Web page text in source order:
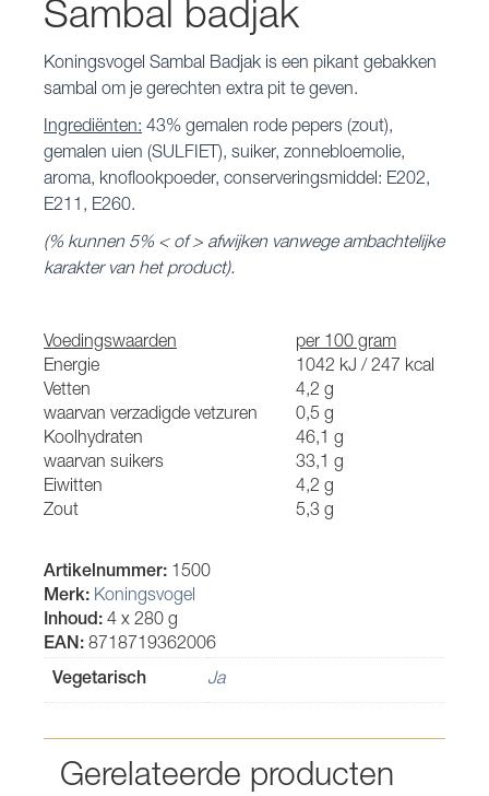
Sambal badjak
Koningsvogel Sambal Badjak is een pikant gebakken
sambal om je gerechten extra pit te geven.
Ingrediënten: 43% gemalen rode pepers (zout),
gemalen uien (SULFIET), suiker, zonnebloemolie,
aroma, knoflookpoeder, conserveringsmiddel: E202,
E211, E260.
(% kunnen 5% < of > afwijken vanwege ambachtelijke
karakter van het product).
Voedingswaarden
per 100 gram
Energie
1042 kJ / 247 kcal
Vetten
4,2 g
waarvan verzadigde vetzuren
0,5 g
Koolhydraten
46,1 g
waarvan suikers
33,1 g
Eiwitten
4,2 g
Zout
5,3 g
Artikelnummer: 1500
Merk: Koningsvogel
Inhoud: 4 x 280 g
EAN: 8718719362006
Vegetarisch
Ja
Gerelateerde producten